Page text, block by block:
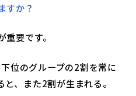
すか？
要です。
位のグループの2割を常に
、また2割が生まれる。